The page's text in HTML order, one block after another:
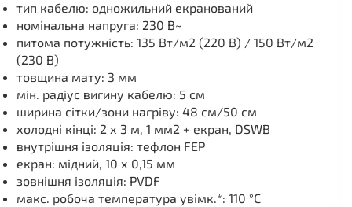
тип кабелю: одножильний екранований
номінальна напруга: 230 В~
питома потужність: 135 Вт/м2 (220 В) / 150 Вт/м2
(230 В)
товщина мату: 3 мм
мін. радіус вигину кабелю: 5 см
ширина сітки/зони нагріву: 48 см/50 см
холодні кінці: 2 х 3 м, 1 мм2 + екран, DSWB
внутрішня ізоляція: тефлон FEP
екран: мідний, 10 х 0,15 мм
зовнішня ізоляція: PVDF
макс. робоча температура увімк.*: 110 °C